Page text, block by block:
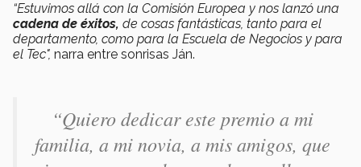
“Estuvimos allá con la Comisión Europea y nos lanzó una
cadena de éxitos, de cosas fantásticas, tanto para el
departamento, como para la Escuela de Negocios y para
el Tec", narra entre sonrisas Ján.
“Quiero dedicar este premio a mi
familia, a mi novia, a mis amigos, que